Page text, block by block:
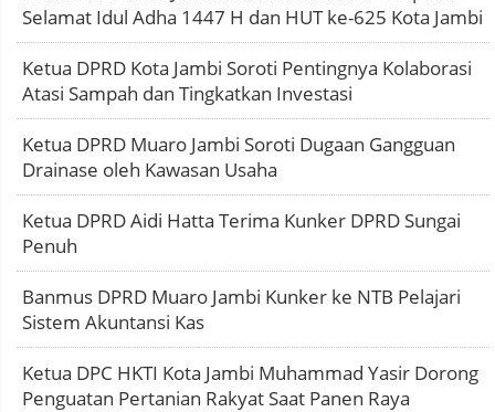
Selamat Idul Adha 1447 H dan HUT ke-625 Kota Jambi
Ketua DPRD Kota Jambi Soroti Pentingnya Kolaborasi
Atasi Sampah dan Tingkatkan Investasi
Ketua DPRD Muaro Jambi Soroti Dugaan Gangguan
Drainase oleh Kawasan Usaha
Ketua DPRD Aidi Hatta Terima Kunker DPRD Sungai
Penuh
Banmus DPRD Muaro Jambi Kunker ke NTB Pelajari
Sistem Akuntansi Kas
Ketua DPC HKTI Kota Jambi Muhammad Yasir Dorong
Penguatan Pertanian Rakyat Saat Panen Raya